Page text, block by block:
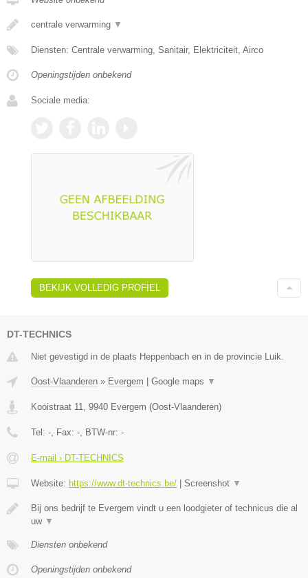
centrale verwarming ▼
Diensten: Centrale verwarming, Sanitair, Elektriciteit, Airco
Openingstijden onbekend
Sociale media:
BEKIJK VOLLEDIG PROFIEL
DT-TECHNICS
Niet gevestigd in de plaats Heppenbach en in de provincie Luik.
Oost-Vlaanderen » Evergem Google maps ▼
Kooistraat 11, 9940 Evergem (Oost-Vlaanderen)
Tel: -, Fax: -, BTW-nr: -
E-mail › DT-TECHNICS
Website: https://www.dt-technics.be/ Screenshot ▼
Bij ons bedrijf te Evergem vindt u een loodgieter of technicus die al
uw ▼
Diensten onbekend
Openingstijden onbekend